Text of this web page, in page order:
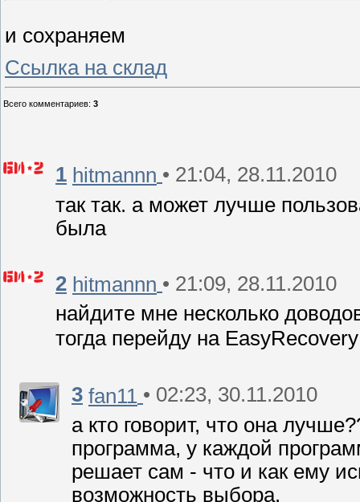
и сохраняем
Ссылка на склад
Всего комментариев: 3
1 hitmannn • 21:04, 28.11.2010
так так. а может лучше
была
2 hitmannn • 21:09, 28.11.2010
найдите мне несколько
тогда перейду на
3 fan11 • 02:23, 30.11.2010
а кто говорит, что она
программа, у каждой
решает сам - что и как ему
возможность выбора.